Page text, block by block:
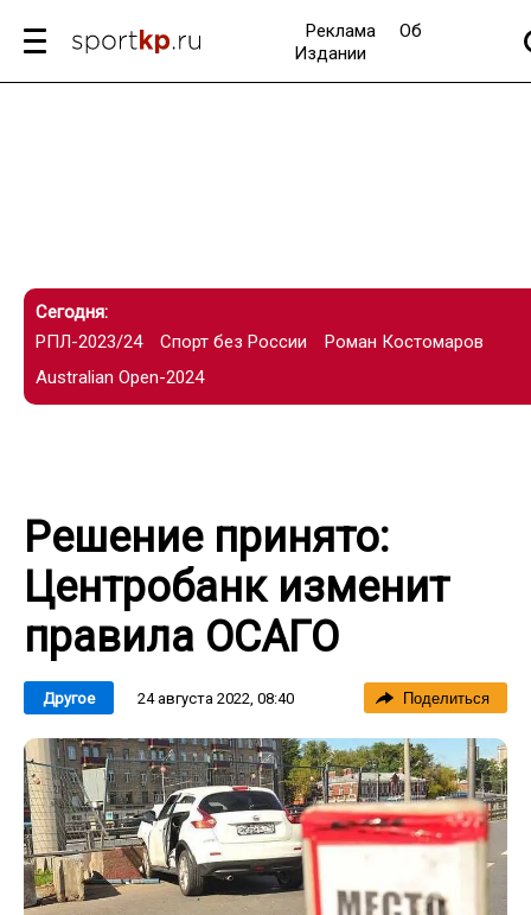
Реклама
Об
Издании
Сегодня:
РПЛ-2023/24
Спорт без России
Роман Костомаров
Australian Open-2024
Решение принято:
Центробанк изменит
правила ОСАГО
Другое 24 августа 2022, 08:40 Поделиться